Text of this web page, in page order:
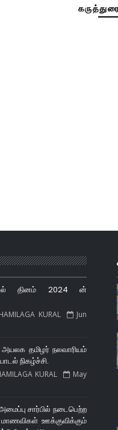
தினம் 2024 ன்
KURAL
Jun
தமிழர் நலவாரியம்
நிகழ்ச்சி.
KURAL
May
சார்பில் நடைபெற்ற
ஊக்குவிக்கும்